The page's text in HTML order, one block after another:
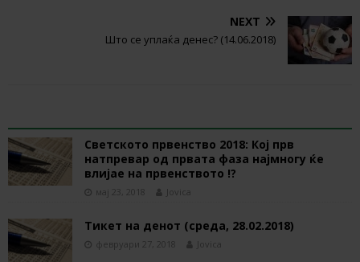
NEXT
Што се уплаќа денес? (14.06.2018)
Светското првенство 2018: Кој прв
натпревар од првата фаза најмногу ќе
влијае на првенството !?
мај 23, 2018 Jovica
Тикет на денот (среда, 28.02.2018)
февруари 27, 2018 Jovica